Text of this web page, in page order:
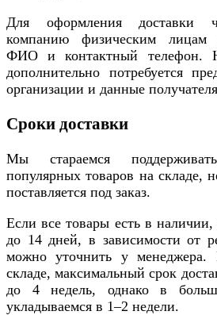
Для оформления доставки
компанию физическим лицам
ФИО и контактный телефон.
дополнительно потребуется
организации и данные
Сроки доставки
Мы стараемся
популярных товаров на складе,
поставляется под заказ.
Если все товары есть в наличии,
до 14 дней, в зависимости от
можно уточнить у менеджера.
складе, максимальный срок
до 4 недель, однако в
укладываемся в 1–2 недели.